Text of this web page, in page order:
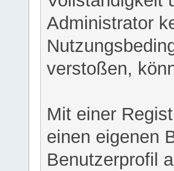
Administrator
verstoßen,
Mit einer
einen eigenen
Benutzerprofil